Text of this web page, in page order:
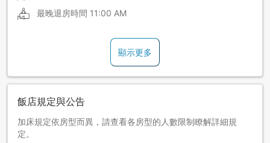
最晚退房時間 11:00 AM
顯示更多
飯店規定與公告
加床規定依房型而異，請查看各房型的人數限制瞭解詳細規
定。